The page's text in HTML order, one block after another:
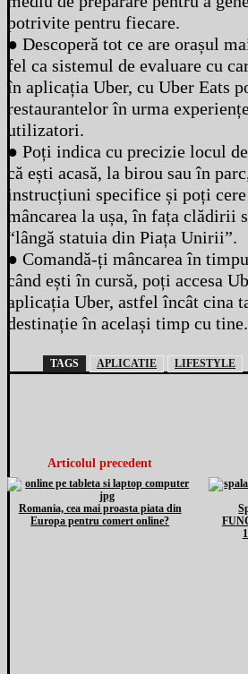
potrivite pentru fiecare.
● Descoperă tot ce are orașul
fel ca sistemul de evaluare cu
în aplicația Uber, cu Uber Eats
restaurantelor în urma
utilizatori.
● Poți indica cu precizie locul
că ești acasă, la birou sau în
instrucțiuni specifice și poți
mâncarea la ușa, în fața clădirii
“lângă statuia din Piața Unirii”.
● Comandă-ți mâncarea în
când ești în cursă, poți accesa
aplicația Uber, astfel încât cina
destinație în același timp cu tine.
TAGS APLICATIE LIFESTYLE
Articolul precedent
Romania, cea mai proasta piata din
Europa pentru comert online?